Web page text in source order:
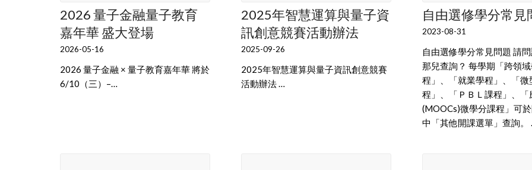
2026 量子金融量子教育
嘉年華 盛大登場
2026-05-16
2026 量子金融 × 量子教育嘉年華 將於
6/10（三）–…
2025年智慧運算與量子資
訊創意競賽活動辦法
2025-09-26
2025年智慧運算與量子資訊創意競賽
活動辦法 …
自由選修學分常見
2023-08-31
自由選修學分常見問題 請
那兒查詢？ 每學期「跨領
程」、「就業學程」、「微
程」、「ＰＢＬ課程」、「
(MOOCs)微學分課程」可
中「其他開課選單」查詢。